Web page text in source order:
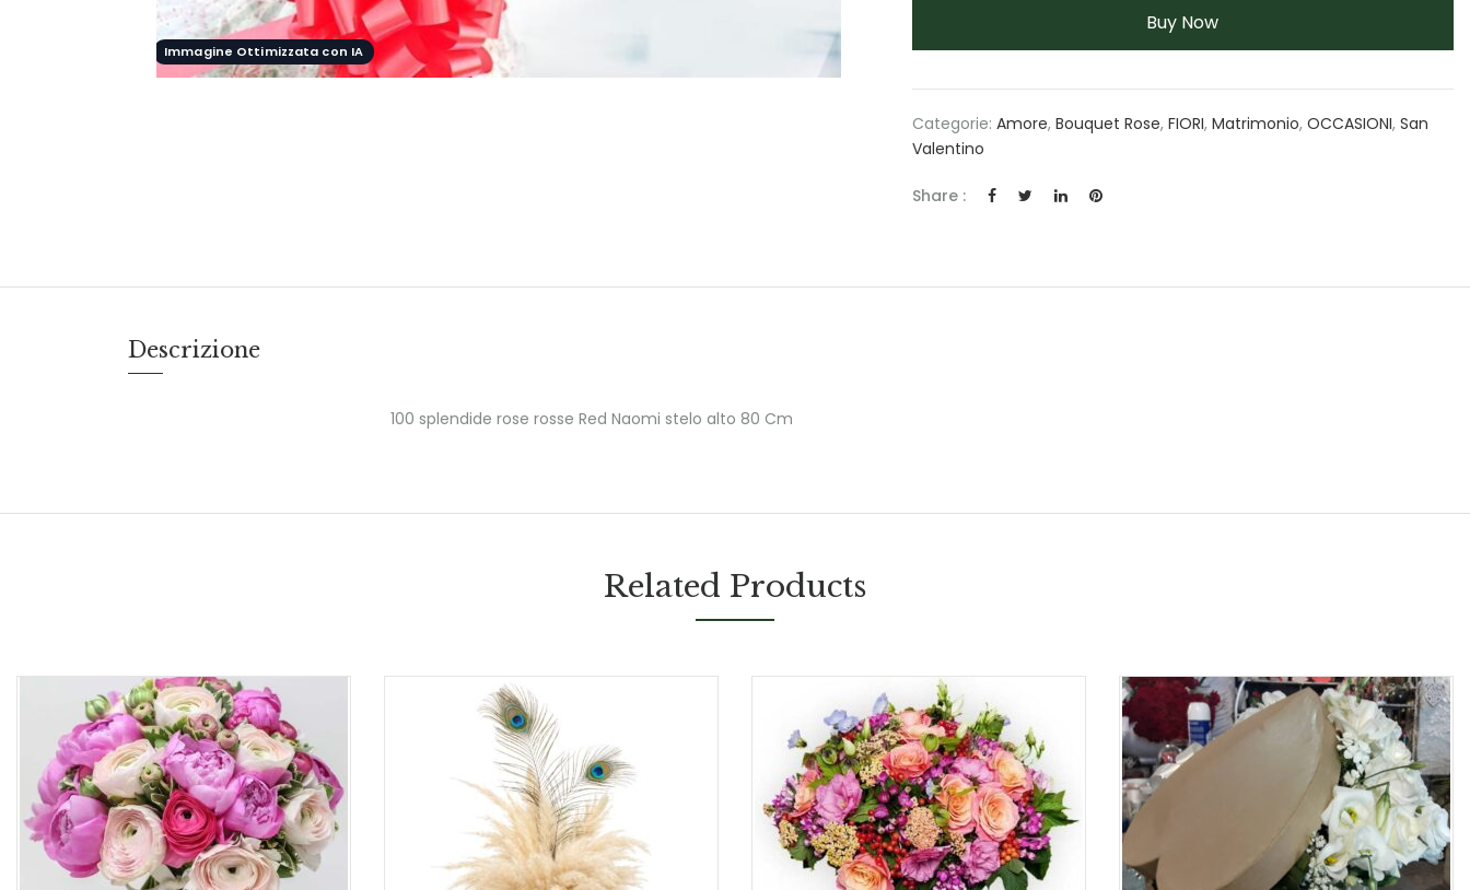
Immagine Ottimizzata con IA
Buy Now
Categorie: Amore, Bouquet Rose, FIORI, Matrimonio, OCCASIONI, San
Valentino
Share :
Descrizione
100 splendide rose rosse Red Naomi stelo alto 80 Cm
Related Products